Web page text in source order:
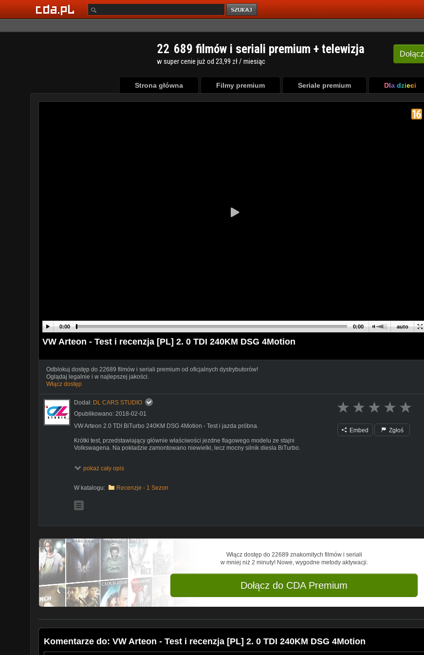
Dołącz
22 689 filmów i seriali premium + telewizja
w super cenie już od 23,99 zł / miesiąc
Strona główna Filmy premium Seriale premium Dla dzieci
auto
0:00 0:00
VW Arteon - Test i recenzja [PL] 2. 0 TDI 240KM DSG 4Motion
Odblokuj dostęp do 22689 filmów i seriali premium od oficjalnych dystrybutorów!
Oglądaj legalnie i w najlepszej jakości.
Włącz dostęp
Dodał: DL CARS STUDIO
Opublikowano: 2018-02-01
VW Arteon 2.0 TDI BiTurbo 240KM DSG 4Motion - Test i jazda próbna.
Krótki test, przedstawiający głównie właściwości jezdne flagowego modelu ze stajni
Volkswagena. Na pokładzie zamontowano niewielki, lecz mocny silnik diesla BiTurbo.
Fransis Derelle - Fly (feat. Parker Pohill) [NCS Release]
Follow:
Fransis Derelle
https://soundcloud.com/fransisderelle
https://www.facebook.com/FransisDerelle/
pokaż cały opis
W katalogu: Recenzje - 1 Sezon
Embed Zgłoś
Włącz dostęp do 22689 znakomitych filmów i seriali
w mniej niż 2 minuty! Nowe, wygodne metody aktywacji.
Dołącz do CDA Premium
Komentarze do: VW Arteon - Test i recenzja [PL] 2. 0 TDI 240KM DSG 4Motion